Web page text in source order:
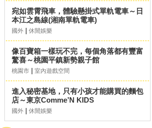
宛如雲霄飛車，體驗懸掛式單軌電車～日
本江之島線(湘南單軌電車)
國外 休閒娛樂
像百寶箱一樣玩不完，每個角落都有豐富
驚喜～桃園平鎮新勢親子館
桃園市 室內遊戲空間
進入秘密基地，只有小孩才能購買的麵包
店～東京Comme’N KIDS
國外 休閒娛樂